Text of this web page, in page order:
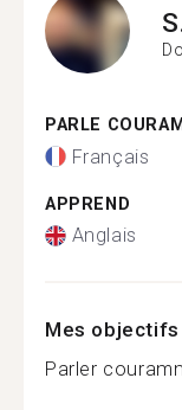
PARLE
Français
APPREND
Anglais
Mes
Parler